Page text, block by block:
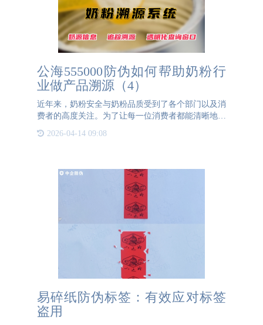
公海555000防伪如何帮助奶粉行
业做产品溯源（4）
近年来，奶粉安全与奶粉品质受到了各个部门以及消
费者的高度关注。为了让每一位消费者都能清晰地了
要。因此，奶粉溯源系统，作为一项重要的食品安全
2026-04-14 09:08
易碎纸防伪标签：有效应对标签
盗用